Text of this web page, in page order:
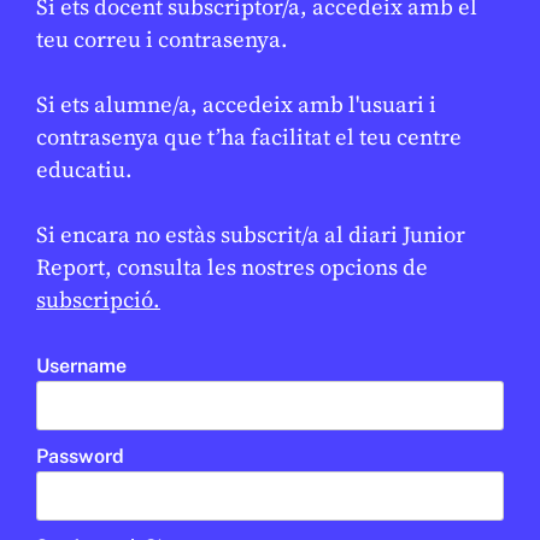
Si ets docent subscriptor/a, accedeix amb el
teu correu i contrasenya.
Si ets alumne/a, accedeix amb l'usuari i
contrasenya que t’ha facilitat el teu centre
educatiu.
Si encara no estàs subscrit/a al diari Junior
Report, consulta les nostres opcions de
subscripció.
Username
Password
Didàctica per comprendre la gestió
de l’aigua i els reptes per conservar-
13 DE GENER DE 2026 · 8:00
CANVI CLIMÀTIC/ODS